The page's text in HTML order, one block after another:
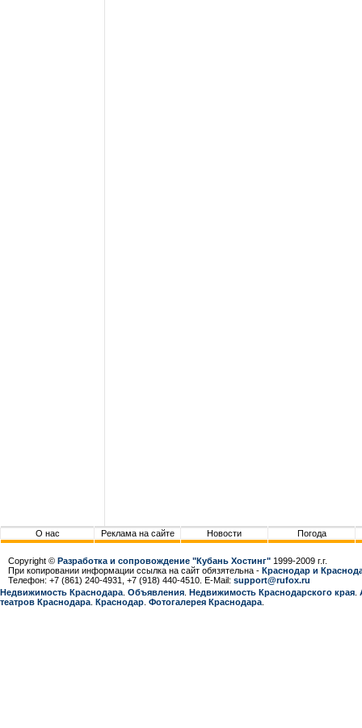
О нас Реклама на сайте Новости Погода
Copyright © Разработка и сопровождение "Кубань Хостинг" 1999-2009 г.г.
При копировании информации ссылка на сайт обязятельна - Краснодар и
Телефон: +7 (861) 240-4931, +7 (918) 440-4510. E-Mail: support@rufox.ru
Недвижимость Краснодара Объявления Недвижимость Краснодарcкого края
театров Краснодара Краснодар Фотогалерея Краснодара